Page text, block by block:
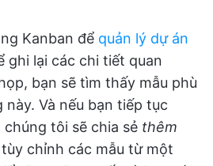
Kanban để quản lý dự án
ghi lại các chi tiết quan
bạn sẽ tìm thấy mẫu phù
Và nếu bạn tiếp tục
tôi sẽ chia sẻ thêm
chỉnh các mẫu từ một